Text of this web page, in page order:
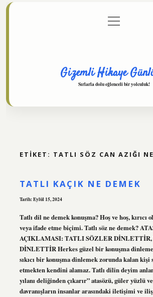
Gizlilik Politikası
menüyü
aç
Gizemli Hikaye
Sırlarla dolu eğlenceli bir yolculuk!
ETIKET: TATLI SÖZ CAN AZIĞI
TATLI KAÇIK NE DEMEK
Tarih: Eylül 15, 2024
Tatlı dil ne demek konuşma? Hoş ve hoş, kırıcı
veya ifade etme biçimi. Tatlı söz ne demek?
AÇIKLAMASI: TATLI SÖZLER
DİNLETTİR Herkes güzel bir konuşma
sıkıcı bir konuşma dinlemek zorunda kalan kişi
etmekten kendini alamaz. Tatlı dilin deyim
yılanı deliğinden çıkarır” atasözü, güler yüzlü
davranışların insanlar arasındaki iletişimi ve